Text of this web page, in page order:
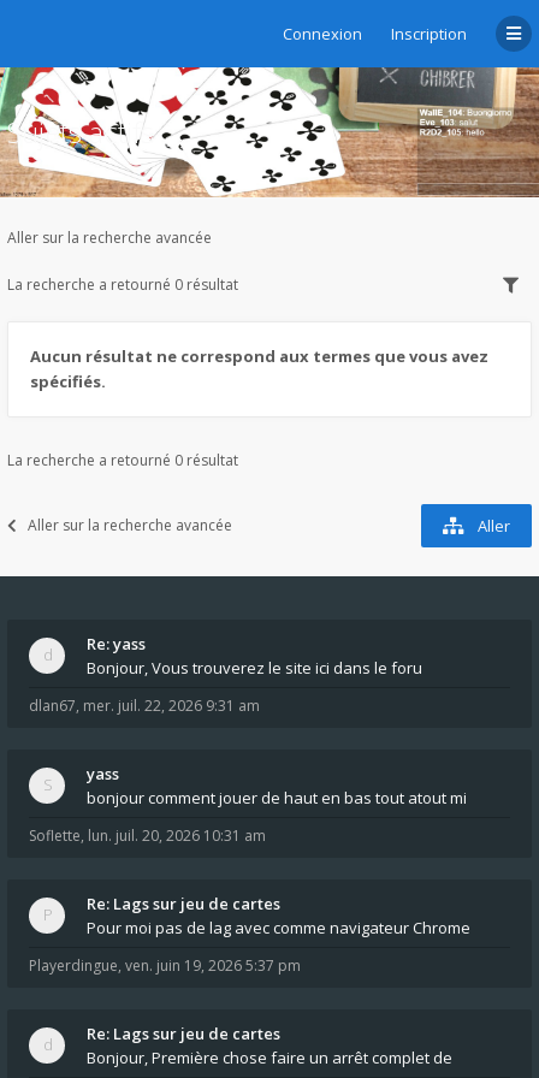
Connexion Inscription
Sujets actifs
Aller sur la recherche avancée
La recherche a retourné 0 résultat
Aucun résultat ne correspond aux termes que vous avez
spécifiés.
La recherche a retourné 0 résultat
Aller sur la recherche avancée Aller
Re: yass
Bonjour, Vous trouverez le site ici dans le foru
dlan67, mer. juil. 22, 2026 9:31 am
yass
bonjour comment jouer de haut en bas tout atout mi
Soflette, lun. juil. 20, 2026 10:31 am
Re: Lags sur jeu de cartes
Pour moi pas de lag avec comme navigateur Chrome
Playerdingue, ven. juin 19, 2026 5:37 pm
Re: Lags sur jeu de cartes
Bonjour, Première chose faire un arrêt complet de